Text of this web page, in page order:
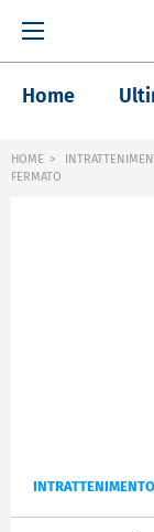
Home
HOME
FERMATO
INTRATTENIMENTO